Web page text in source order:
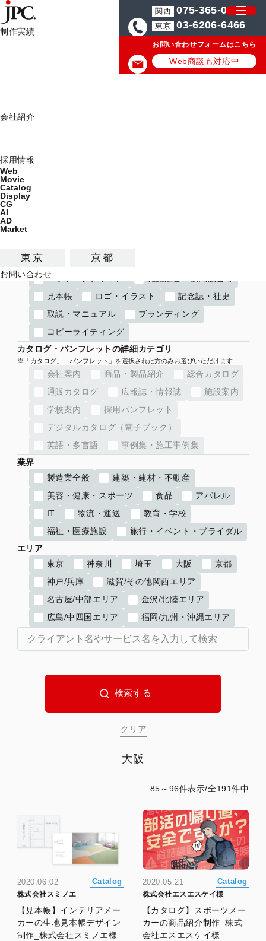
制作実績
会社紹介
採用情報
Web
Movie
Catalog
Display
CG
AI
AD
Market
東京 京都
お問い合わせ
関西 075-365-0571
東京 03-6206-6466
お問い合わせフォームはこちら
Web商談も対応中
カタログ制作・パンフレットデザイン会社はJPC 大阪のカタログ・パ
制作の実績/事例
大阪のカタログ・パンフレットの最新デザイン制作実績を
公開しています。
チラシ・リーフレット
パッケージデザイン
見本帳
ロゴ・イラスト
記念誌・社史
取説・マニュアル
ブランディング
コピーライティング
カタログ・パンフレットの詳細カテゴリ
会社案内 商品・製品紹介
総合カタログ
通販カタログ
広報誌・情報誌
施設案内
学校案内
採用パンフレット
デジタルカタログ（電子ブック）
英語・多言語
事例集・施工事例集
業界
製造業全般
建築・建材・不動産
美容・健康・スポーツ
食品
アパレル
IT
物流・運送
教育・学校
福祉・医療施設
旅行・イベント・ブライダル
エリア
東京
神奈川 埼玉 大阪
京都
神戸/兵庫
滋賀/その他関西エリア
名古屋/中部エリア
金沢/北陸エリア
広島/中四国エリア
福岡/九州・沖縄エリア
大阪
85～96件表示/全191件中
2020.06.02 Catalog
株式会社スミノエ
【見本帳】インテリアメー
カーの生地見本帳デザイン
制作_株式会社スミノエ様
2020.05.21 Catalog
株式会社エスエスケイ様
【カタログ】スポーツメー
カーの商品紹介制作_株式
会社エスエスケイ様